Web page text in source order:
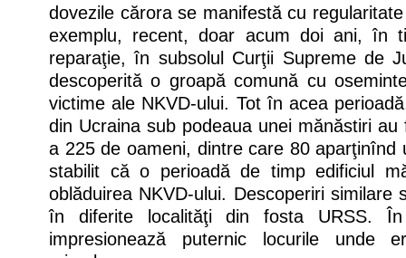
dovezile cărora se manifestă cu
exemplu, recent, doar acum doi ani, în
reparaţie, în subsolul Curţii Supreme de
descoperită o groapă comună cu
victime ale NKVD-ului. Tot în acea
din Ucraina sub podeaua unei mănăstiri
a 225 de oameni, dintre care 80 aparţinînd
stabilit că o perioadă de timp edificiul
oblăduirea NKVD-ului. Descoperiri similare
în diferite localităţi din fosta URSS. În
impresionează puternic locurile unde